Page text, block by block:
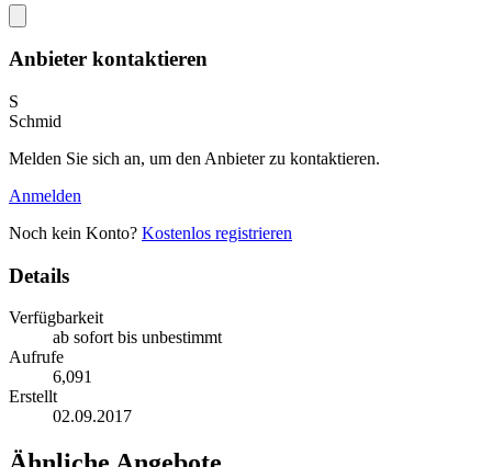
Anbieter kontaktieren
S
Schmid
Melden Sie sich an, um den Anbieter zu kontaktieren.
Anmelden
Noch kein Konto? Kostenlos registrieren
Details
Verfügbarkeit
ab sofort bis unbestimmt
Aufrufe
6,091
Erstellt
02.09.2017